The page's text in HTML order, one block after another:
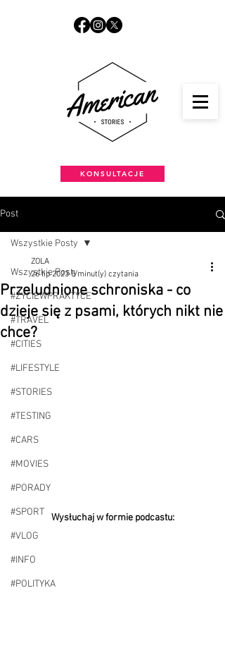
KONSULTACJE
Post
Wszystkie Posty
#ŻYCIEWPRAKTYCE
#TRAVEL
#CITIES
#LIFESTYLE
#STORIES
#TESTING
#CARS
#MOVIES
#PORADY
#SPORT
#VLOG
#INFO
#POLITYKA
Wszystkie Posty
Przeludnione schroniska - co
dzieje się z psami, których nikt nie
chce?
ZOLA
26 lip 2023 5 minut(y) czytania
Wysłuchaj w formie podcastu: